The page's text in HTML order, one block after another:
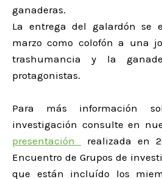
ganaderas.
La entrega del galardón se
marzo como colofón a una
trashumancia y la
protagonistas.
Para más información
investigación consulte en
presentación
realizada en
Encuentro de Grupos de
que están incluído los